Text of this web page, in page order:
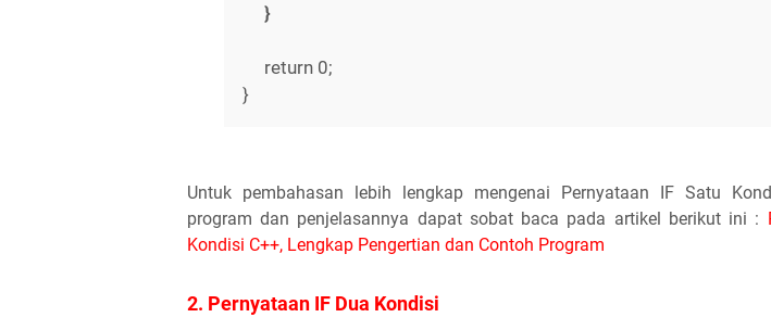
}
return 0;
}
Untuk pembahasan lebih lengkap mengenai Pernyataan IF Satu
program dan penjelasannya dapat sobat baca pada artikel berikut ini :
Kondisi C++, Lengkap Pengertian dan Contoh Program
2. Pernyataan IF Dua Kondisi